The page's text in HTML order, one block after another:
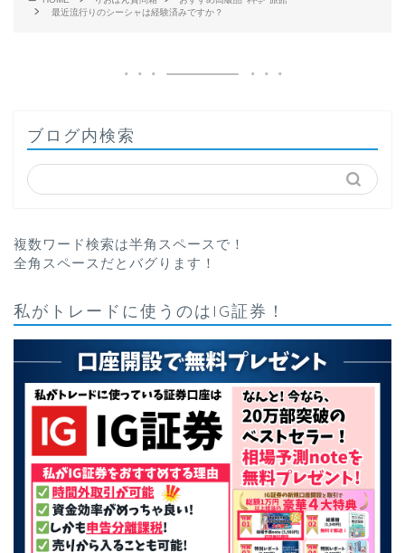
最近流行りのシーシャは経験済みですか？
ブログ内検索
複数ワード検索は半角スペースで！
全角スペースだとバグります！
私がトレードに使うのはIG証券！